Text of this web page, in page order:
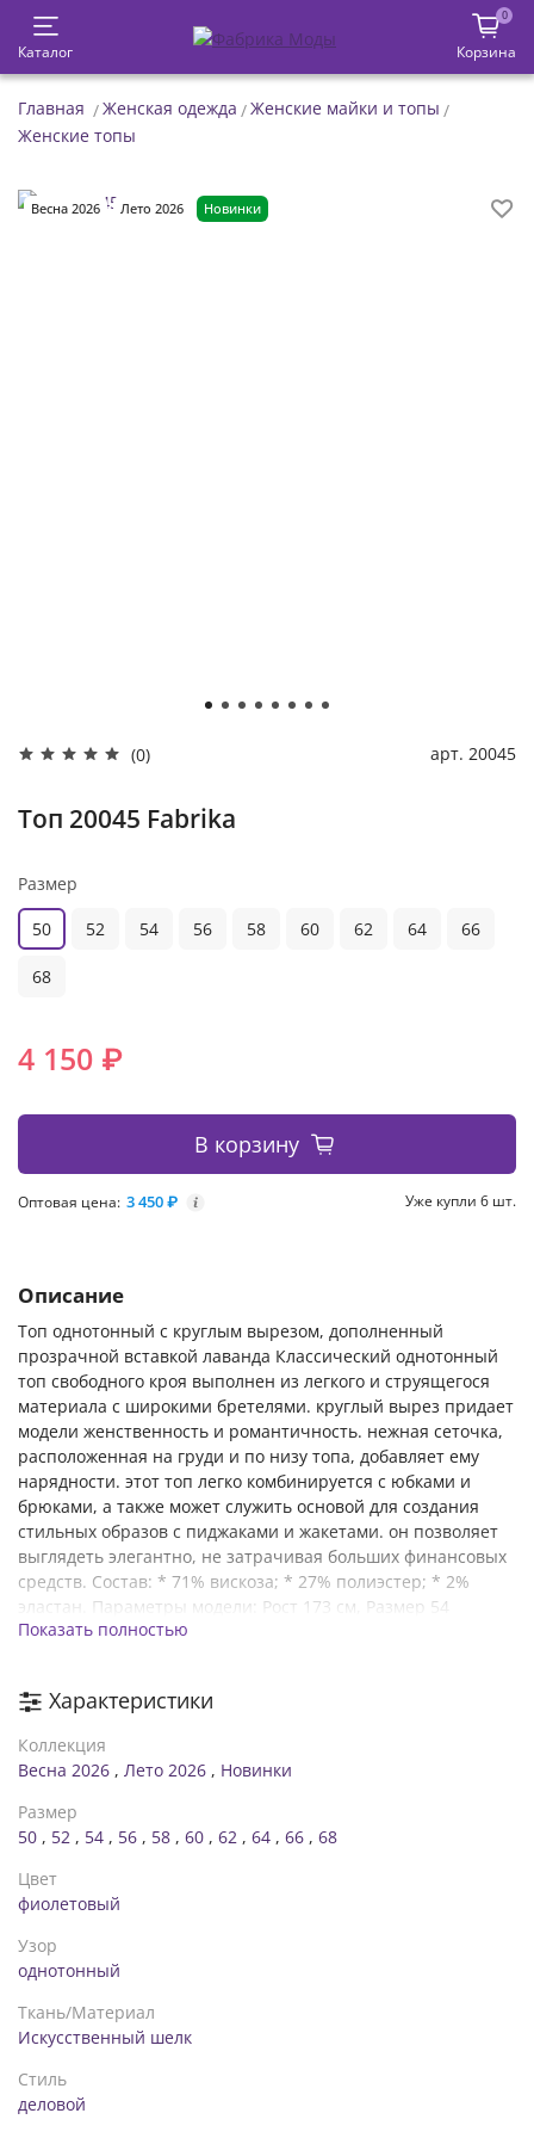
Каталог
0
Корзина
Главная Женская одежда
Женские майки и топы
Женские топы
Весна 2026 Лето 2026 Новинки
(0) арт. 20045
Топ 20045 Fabrika
Размер
50
52 54 56 58 60 62 64 66
68
4 150 ₽
В корзину
Оптовая цена: 3 450 ₽ i Уже купли 6 шт.
Описание
Топ однотонный с круглым вырезом, дополненный
прозрачной вставкой лаванда Классический однотонный
топ свободного кроя выполнен из легкого и струящегося
материала с широкими бретелями. круглый вырез придает
модели женственность и романтичность. нежная сеточка,
расположенная на груди и по низу топа, добавляет ему
нарядности. этот топ легко комбинируется с юбками и
брюками, а также может служить основой для создания
стильных образов с пиджаками и жакетами. он позволяет
выглядеть элегантно, не затрачивая больших финансовых
средств. Состав: * 71% вискоза; * 27% полиэстер; * 2%
эластан. Параметры модели: Рост 173 см, Размер 54
Показать полностью
Характеристики
Коллекция
Весна 2026 , Лето 2026 , Новинки
Размер
50 , 52 , 54 , 56 , 58 , 60 , 62 , 64 , 66 , 68
Цвет
фиолетовый
Узор
однотонный
Ткань/Материал
Искуcственный шелк
Стиль
деловой